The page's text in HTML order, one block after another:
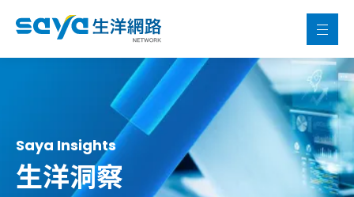
Saya Insights
生洋洞察